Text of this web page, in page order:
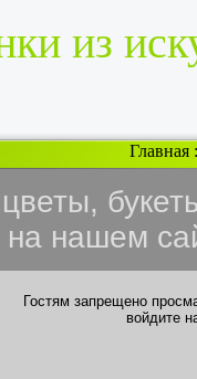
из
Главная
на нашем
Гостям запрещено
войдите